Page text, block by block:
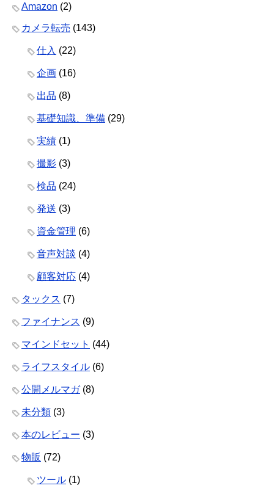
Amazon (2)
カメラ転売 (143)
仕入 (22)
企画 (16)
出品 (8)
基礎知識、準備 (29)
実績 (1)
撮影 (3)
検品 (24)
発送 (3)
資金管理 (6)
音声対談 (4)
顧客対応 (4)
タックス (7)
ファイナンス (9)
マインドセット (44)
ライフスタイル (6)
公開メルマガ(8)
未分類 (3)
本のレビュー (3)
物販 (72)
ツール (1)